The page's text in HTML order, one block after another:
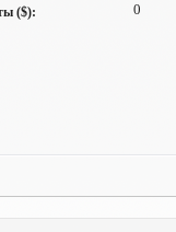
($): 0